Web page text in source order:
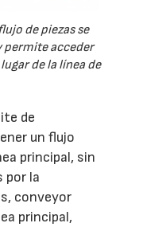
de piezas se
permite acceder
de la línea de
de
un flujo
principal, sin
por la
conveyor
principal,